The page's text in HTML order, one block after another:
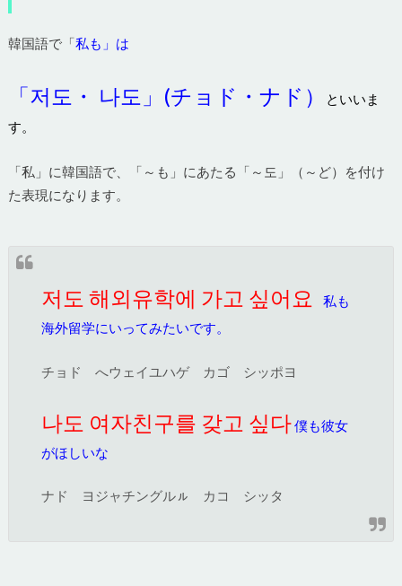
韓国語で「私も」は
「저도・ 나도」(チョド・ナド）
といいま
す。
「私」に韓国語で、「～も」にあたる「～도」（～ど）を付け
た表現になります。
저도 해외유학에 가고 싶어요
私も
海外留学にいってみたいです。
チョド へウェイユハゲ カゴ シッポヨ
나도 여자친구를 갖고 싶다僕も彼女
がほしいな
ナド ヨジャチングルㇽ カコ シッタ